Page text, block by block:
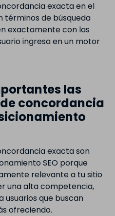
exacta en el
términos de búsqueda
exactamente con las
ingresa en un motor
las
concordancia
exacta son
SEO porque
relevante a tu sitio
una alta competencia,
que buscan
ofreciendo.